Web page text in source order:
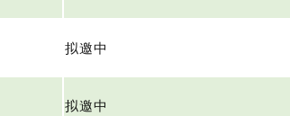
拟邀中
拟邀中